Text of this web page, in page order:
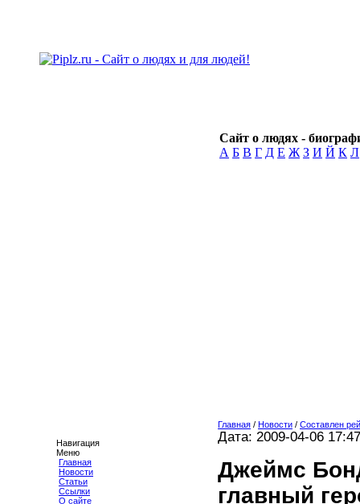
Сайт о людях -
А Б В Г Д Е Ж З И Й К Л
Навигация
Меню
Главная
Новости
Статьи
Ссылки
О сайте
Главная / Новости / Составлен
Дата: 2009-04-06 17:47
Джеймс
главный